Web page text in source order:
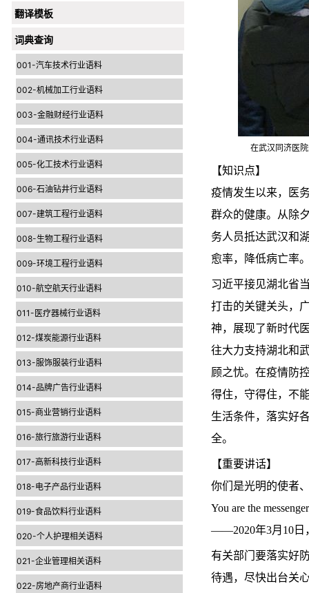
翻译模板
词典查询
001-汽车技术行业语料
002-机械加工行业语料
003-金融财经行业语料
004-通讯技术行业语料
005-化工技术行业语料
006-石油钻井行业语料
007-建筑工程行业语料
008-生物工程行业语料
009-环境工程行业语料
010-航空航天行业语料
011-医疗器械行业语料
012-煤炭能源行业语料
013-服饰服装行业语料
014-品牌广告行业语料
015-商业营销行业语料
016-旅行旅游行业语料
017-高新科技行业语料
018-电子产品行业语料
019-食品饮料行业语料
020-个人护理相关语料
021-企业管理相关语料
022-房地产商行业语料
在武汉同济医
【知识点】
疫情发生以来，医
群众的健康。从除
务人员抵达武汉和
愈率，降低病亡率
习近平接见湖北省
打击的关键关头，
神，展现了新时代
往大力支持湖北和
顾之忧。在疫情防
得住，守得住，不
生活条件，落实好
全。
【重要讲话】
你们是光明的使者
You are the
——2020年3月10日
有关部门要落实好
待遇，尽快出台关